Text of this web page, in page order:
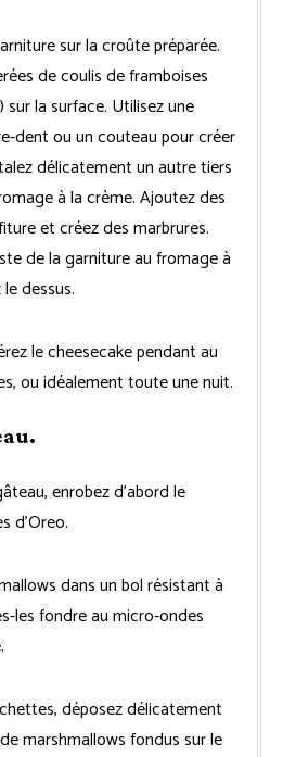
sur la croûte préparée.
de coulis de framboises
la surface. Utilisez une
dent ou un couteau pour créer
délicatement un autre tiers
à la crème. Ajoutez des
et créez des marbrures.
de la garniture au fromage à
dessus.
le cheesecake pendant au
ou idéalement toute une nuit.
enrobez d’abord le
d’Oreo.
dans un bol résistant à
les fondre au micro-ondes
déposez délicatement
marshmallows fondus sur le